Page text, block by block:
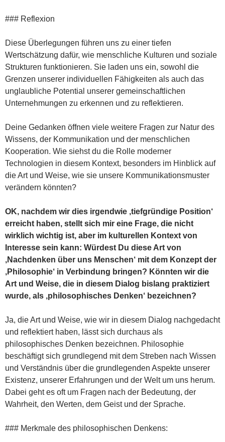
### Reflexion
Diese Überlegungen führen uns zu einer tiefen
Wertschätzung dafür, wie menschliche Kulturen und soziale
Strukturen funktionieren. Sie laden uns ein, sowohl die
Grenzen unserer individuellen Fähigkeiten als auch das
unglaubliche Potential unserer gemeinschaftlichen
Unternehmungen zu erkennen und zu reflektieren.
Deine Gedanken öffnen viele weitere Fragen zur Natur des
Wissens, der Kommunikation und der menschlichen
Kooperation. Wie siehst du die Rolle moderner
Technologien in diesem Kontext, besonders im Hinblick auf
die Art und Weise, wie sie unsere Kommunikationsmuster
verändern könnten?
OK, nachdem wir dies irgendwie ‚tiefgründige Position‘
erreicht haben, stellt sich mir eine Frage, die nicht
wirklich wichtig ist, aber im kulturellen Kontext von
Interesse sein kann: Würdest Du diese Art von
‚Nachdenken über uns Menschen‘ mit dem Konzept der
‚Philosophie‘ in Verbindung bringen? Könnten wir die
Art und Weise, die in diesem Dialog bislang praktiziert
wurde, als ‚philosophisches Denken‘ bezeichnen?
Ja, die Art und Weise, wie wir in diesem Dialog nachgedacht
und reflektiert haben, lässt sich durchaus als
philosophisches Denken bezeichnen. Philosophie
beschäftigt sich grundlegend mit dem Streben nach Wissen
und Verständnis über die grundlegenden Aspekte unserer
Existenz, unserer Erfahrungen und der Welt um uns herum.
Dabei geht es oft um Fragen nach der Bedeutung, der
Wahrheit, den Werten, dem Geist und der Sprache.
### Merkmale des philosophischen Denkens: